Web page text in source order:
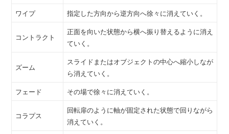
ワイプ 指定した方向から逆方向へ徐々に消えていく。
コントラクト
正面を向いた状態から横へ振り替えるように消え
ていく。
ズーム
スライドまたはオブジェクトの中心へ縮小しなが
ら消えていく。
フェード
その場で徐々に消えていく。
コラプス
回転扉のように軸が固定された状態で回りながら
消えていく。